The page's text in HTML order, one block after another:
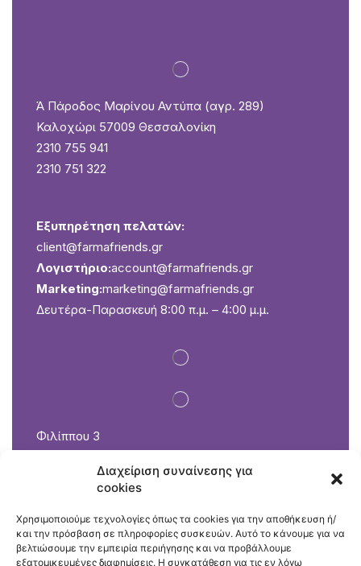
Διαχείριση συναίνεσης για
cookies
Χρησιμοποιούμε τεχνολογίες όπως τα cookies για την αποθήκευση ή/
και την πρόσβαση σε πληροφορίες συσκευών. Αυτό το κάνουμε για να
βελτιώσουμε την εμπειρία περιήγησης και να προβάλλουμε
εξατομικευμένες διαφημίσεις. Η συγκατάθεση για τις εν λόγω
Ά Πάροδος Μαρίνου Αντύπα (αγρ. 289)
Καλοχώρι 57009 Θεσσαλονίκη
2310 755 941
2310 751 322
Εξυπηρέτηση πελατών:
client@farmafriends.gr
Λογιστήριο:account@farmafriends.gr
Marketing:marketing@farmafriends.gr
Δευτέρα-Παρασκευή 8:00 π.μ. – 4:00 μ.μ.
Φιλίππου 3
2310 751 072
Δευτέρα-Παρασκευή 8:00 π.μ. – 5:30 μ.μ.
Σάββατο 8:00 π.μ. – 3:00 μ.μ.